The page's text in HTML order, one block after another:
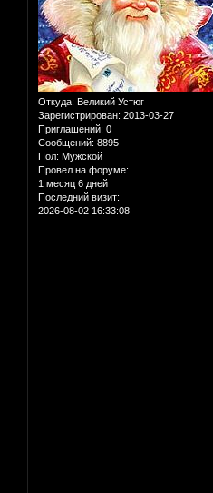
Откуда: Великий Устюг
Зарегистрирован: 2013-03-27
Приглашений: 0
Сообщений: 8895
Пол: Мужской
Провел на форуме:
1 месяц 6 дней
Последний визит:
2026-08-02 16:33:08